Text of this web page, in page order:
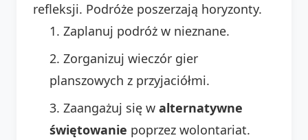
refleksji. Podróże poszerzają horyzonty.
Zaplanuj podróż w nieznane.
Zorganizuj wieczór gier
planszowych z przyjaciółmi.
Zaangażuj się w alternatywne
świętowanie poprzez wolontariat.